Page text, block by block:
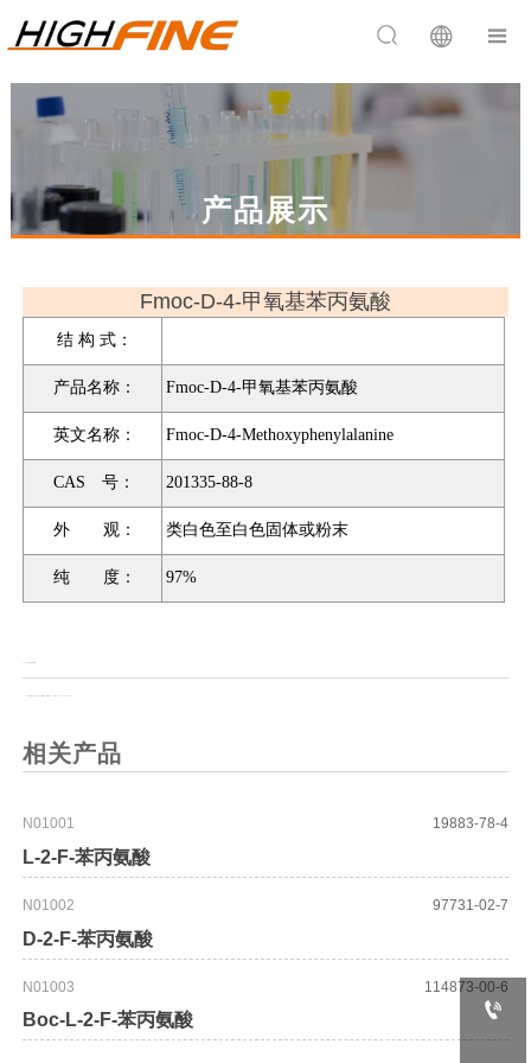
 
产品展示
Fmoc-D-4-甲氧基苯丙氨酸
结 构 式：
产品名称： Fmoc-D-4-甲氧基苯丙氨酸
英文名称： Fmoc-D-4-Methoxyphenylalanine
CAS 号： 201335-88-8
外 观： 类白色至白色固体或粉末
纯 度： 97%
相关产品
N01001
L-2-F-苯丙氨酸
19883-78-4
N01002
D-2-F-苯丙氨酸
97731-02-7
N01003
Boc-L-2-F-苯丙氨酸
114873-00-6
